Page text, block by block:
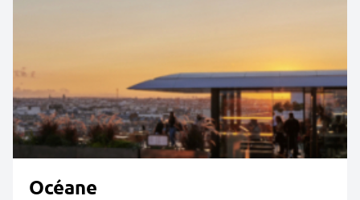
Océane